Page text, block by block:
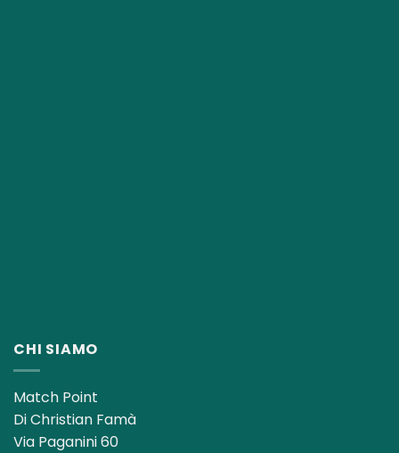
CHI SIAMO
Match Point
Di Christian Famà
Via Paganini 60